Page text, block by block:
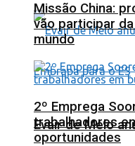
Evair de Melo
Missão China:
vão participar
mundo
2º Emprega
trabalhadores
oportunidades